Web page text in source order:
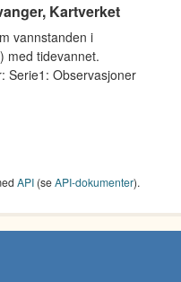
Kartverket
vannstanden i
med tidevannet.
Serie1: Observasjoner
API (seAPI-dokumenter).